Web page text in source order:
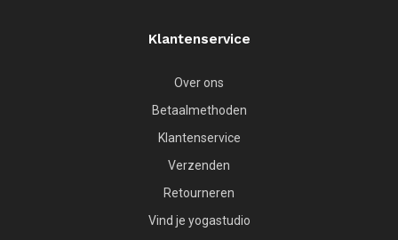
Klantenservice
Over ons
Betaalmethoden
Klantenservice
Verzenden
Retourneren
Vind je yogastudio